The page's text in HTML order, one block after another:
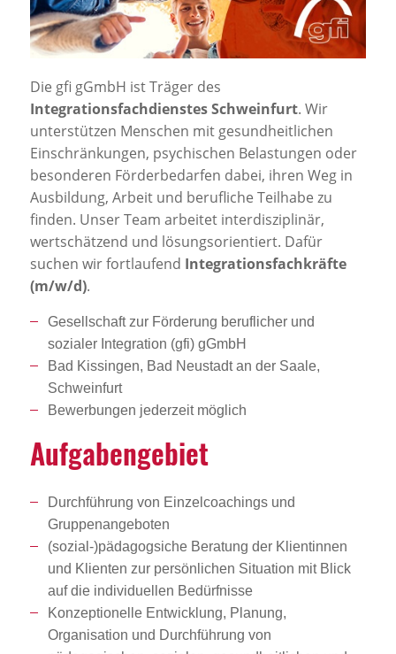
Jobportal
Presse und Medien
bbw e. V.
Karriere
Presse
News Archiv
Die gfi gGmbH ist Träger des
Integrationsfachdienstes Schweinfurt. Wir
unterstützen Menschen mit gesundheitlichen
Einschränkungen, psychischen Belastungen oder
besonderen Förderbedarfen dabei, ihren Weg in
Ausbildung, Arbeit und berufliche Teilhabe zu
finden. Unser Team arbeitet interdisziplinär,
wertschätzend und lösungsorientiert. Dafür
suchen wir fortlaufend Integrationsfachkräfte
(m/w/d).
Gesellschaft zur Förderung beruflicher und
sozialer Integration (gfi) gGmbH
Bad Kissingen, Bad Neustadt an der Saale,
Schweinfurt
Bewerbungen jederzeit möglich
Aufga­ben­ge­biet
Durchführung von Einzelcoachings und
Gruppenangeboten
(sozial-)pädagogsiche Beratung der Klientinnen
und Klienten zur persönlichen Situation mit Blick
auf die individuellen Bedürfnisse
Konzeptionelle Entwicklung, Planung,
Organisation und Durchführung von